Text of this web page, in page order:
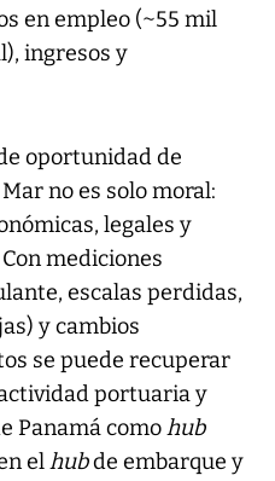
en empleo (~55 mil
ingresos y
oportunidad de
no es solo moral:
legales y
mediciones
escalas perdidas,
y cambios
se puede recuperar
portuaria y
Panamá comohub
elhubde embarque y